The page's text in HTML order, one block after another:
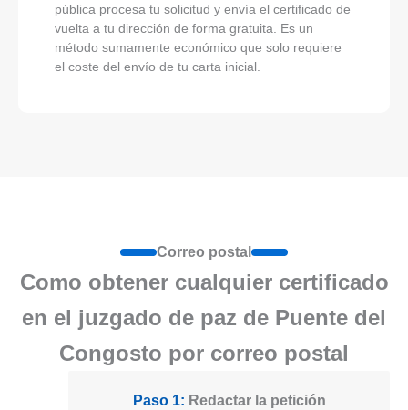
pública procesa tu solicitud y envía el certificado de
vuelta a tu dirección de forma gratuita. Es un
método sumamente económico que solo requiere
el coste del envío de tu carta inicial.
Correo postal
Como obtener cualquier certificado
en el juzgado de paz de Puente del
Congosto por correo postal
Paso 1: Redactar la petición